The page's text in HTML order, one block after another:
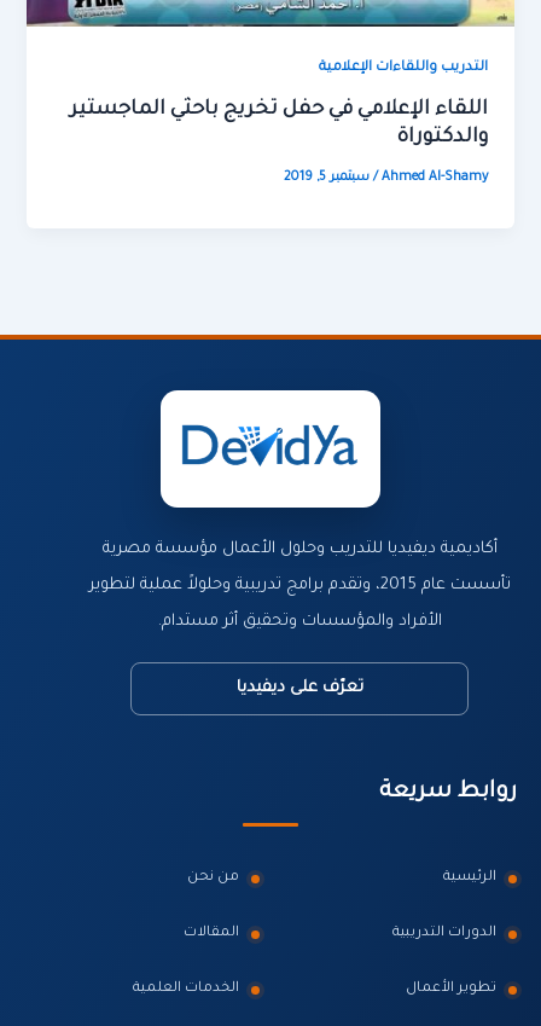
التدريب واللقاءات الإعلامية
اللقاء الإعلامي في حفل تخريج باحثي الماجستير
والدكتوراة
Ahmed Al-Shamy
/سبتمبر 5, 2019
أكاديمية ديفيديا للتدريب وحلول الأعمال مؤسسة مصرية
تأسست عام 2015، وتقدم برامج تدريبية وحلولاً عملية لتطوير
الأفراد والمؤسسات وتحقيق أثر مستدام.
تعرّف على ديفيديا
روابط سريعة
الرئيسية من نحن
الدورات التدريبية المقالات
تطوير الأعمال الخدمات العلمية